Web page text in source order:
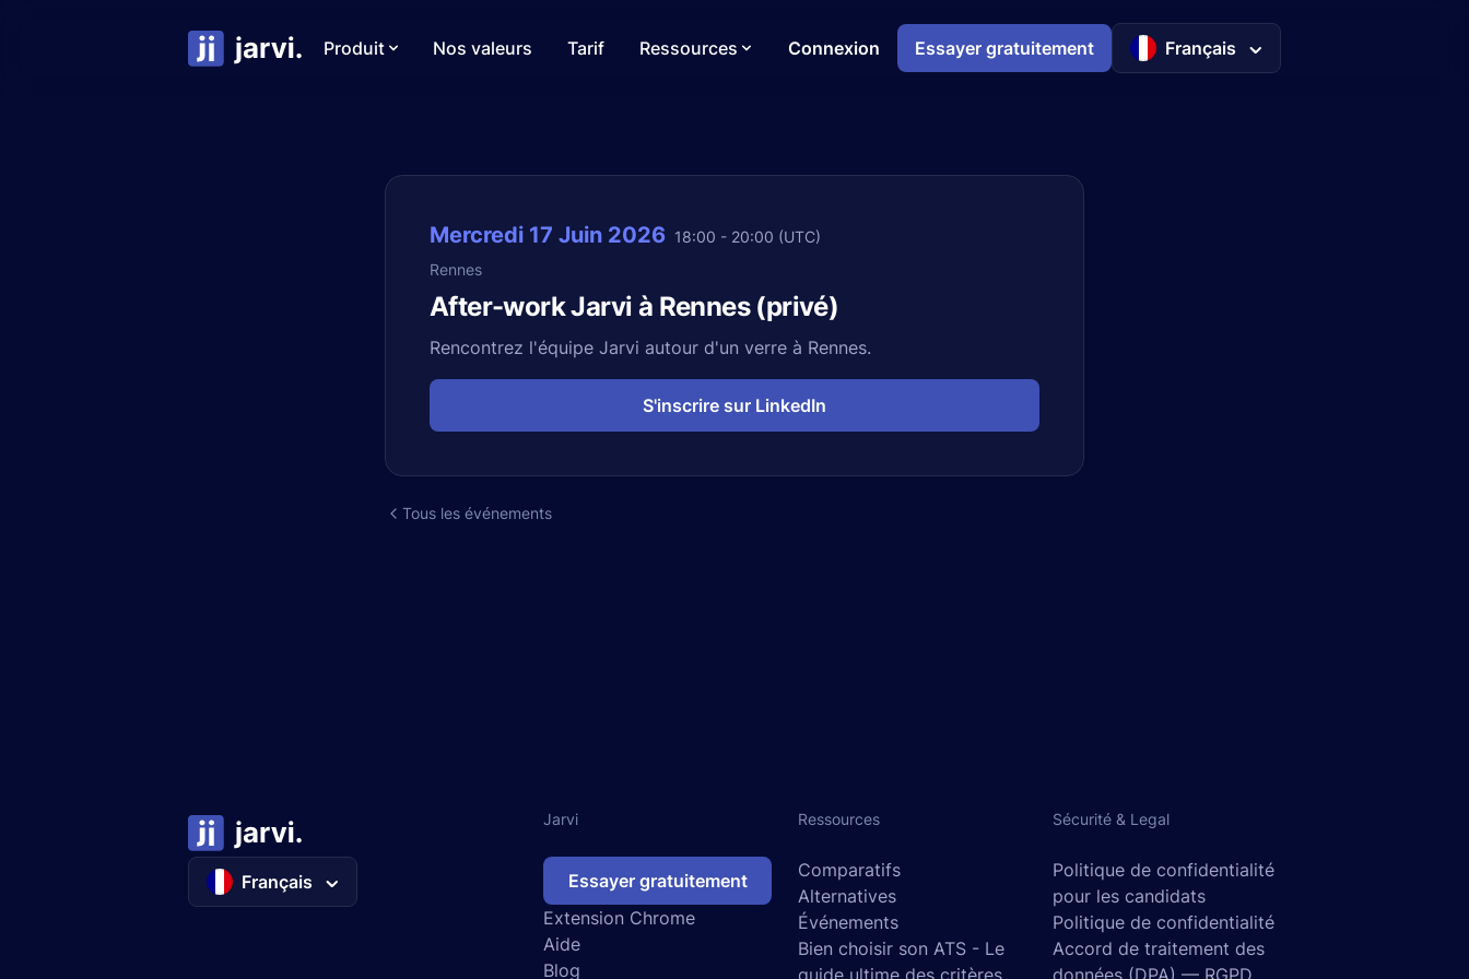
Produit Nos valeurs Tarif Ressources Connexion Essayer gratuitement Français
Mercredi 17 Juin 2026 18:00 - 20:00 (UTC)
Rennes
After-work Jarvi à Rennes (privé)
Rencontrez l'équipe Jarvi autour d'un verre à Rennes.
S'inscrire sur LinkedIn
Tous les événements
Français
Jarvi
Essayer gratuitement
Extension Chrome
Aide
Blog
Ressources
Comparatifs
Alternatives
Événements
Bien choisir son ATS - Le
guide ultime des critères
Sécurité & Legal
Politique de confidentialité
pour les candidats
Politique de confidentialité
Accord de traitement des
données (DPA) — RGPD,